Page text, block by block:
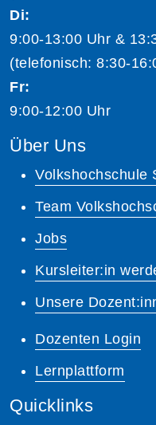
Di:
9:00-13:00 Uhr &
(telefonisch: 8:30-
Fr:
9:00-12:00 Uhr
Über Uns
Volkshochschule
Team
Jobs
Kursleiter:in
Unsere
Dozenten Login
Lernplattform
Quicklinks